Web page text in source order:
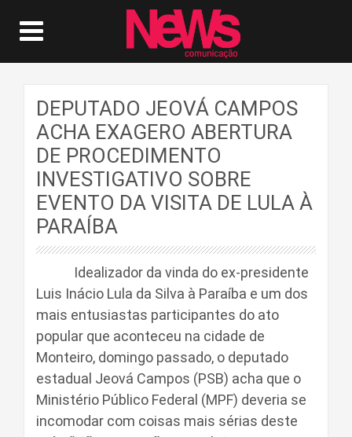
DEPUTADO JEOVÁ CAMPOS
ACHA EXAGERO ABERTURA
DE PROCEDIMENTO
INVESTIGATIVO SOBRE
EVENTO DA VISITA DE LULA À
PARAÍBA
Idealizador da vinda do ex-presidente
Luis Inácio Lula da Silva à Paraíba e um dos
mais entusiastas participantes do ato
popular que aconteceu na cidade de
Monteiro, domingo passado, o deputado
estadual Jeová Campos (PSB) acha que o
Ministério Público Federal (MPF) deveria se
incomodar com coisas mais sérias deste